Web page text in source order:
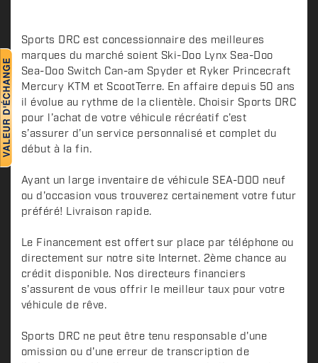
n
Sports DRC est concessionnaire des meilleures
marques du marché soient Ski-Doo Lynx Sea-Doo
Sea-Doo Switch Can-am Spyder et Ryker Princecraft
Mercury KTM et ScootTerre. En affaire depuis 50 ans
il évolue au rythme de la clientèle. Choisir Sports DRC
pour l’achat de votre véhicule récréatif c’est
s’assurer d’un service personnalisé et complet du
début à la fin.
Ayant un large inventaire de véhicule SEA-DOO neuf
ou d'occasion vous trouverez certainement votre futur
préféré! Livraison rapide.
Le Financement est offert sur place par téléphone ou
directement sur notre site Internet. 2ème chance au
crédit disponible. Nos directeurs financiers
s'assurent de vous offrir le meilleur taux pour votre
véhicule de rêve.
Sports DRC ne peut être tenu responsable d'une
omission ou d'une erreur de transcription de